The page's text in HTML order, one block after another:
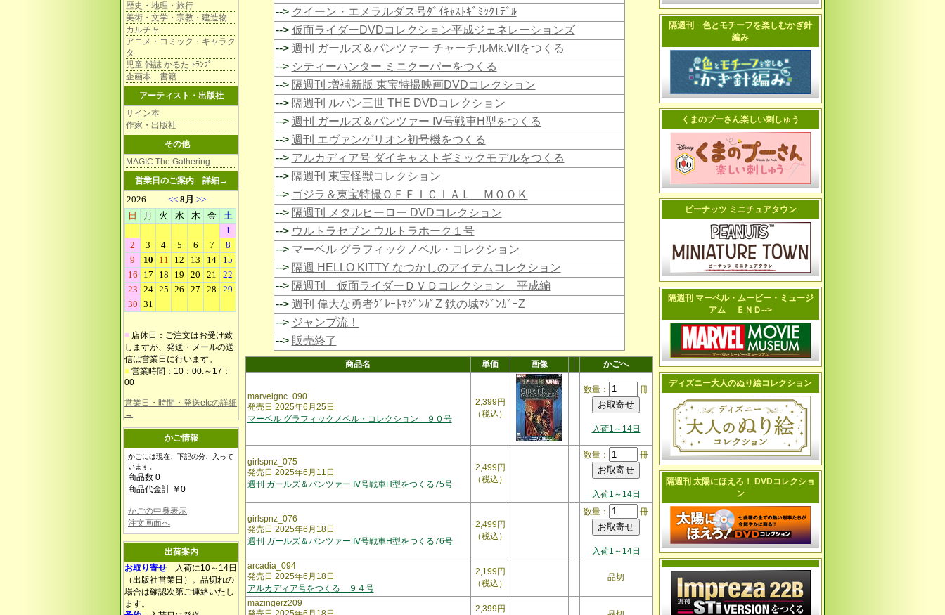
歴史・地理・旅行
美術・文学・宗教・建造物
カルチャ
アニメ・コミック・キャラク
タ
児童 雑誌 かるた ﾄﾗﾝﾌﾟ
企画本 書籍
アーティスト・出版社
サイン本
作家・出版社
その他
MAGIC The Gathering
営業日のご案内 詳細→
■ 店休日：ご注文はお受け致
しますが、発送・メールの送
信は営業日に行います。
■ 営業時間：10：00.～17：
00
営業日・時間・発送etcの詳細
→
かご情報
かごには現在、下記の分、入って
います。
商品数 0
商品代金計 ￥0
かごの中身表示
注文画面へ
出荷案内
お取り寄せ 入荷に10～14日
（出版社営業日）。品切れの
場合は確認次第ご連絡いたし
ます。
--> クイーン・エメラルダス号ﾀﾞｲｷｬｽﾄｷﾞﾐｯｸﾓﾃﾞﾙ
--> 仮面ライダーDVDコレクション平成ジェネレーションズ
--> 週刊 ガールズ＆パンツァー チャーチルMk.VIIをつくる
--> シティーハンター ミニクーパーをつくる
--> 隔週刊 増補新版 東宝特撮映画DVDコレクション
--> 隔週刊 ルパン三世 THE DVDコレクション
--> 週刊 ガールズ＆パンツァー Ⅳ号戦車H型をつくる
--> 週刊 エヴァンゲリオン初号機をつくる
--> アルカディア号 ダイキャストギミックモデルをつくる
--> 隔週刊 東宝怪獣コレクション
--> ゴジラ＆東宝特撮ＯＦＦＩＣＩＡＬ ＭＯＯＫ
--> 隔週刊 メタルヒーロー DVDコレクション
--> ウルトラセブン ウルトラホーク１号
--> マーベル グラフィックノベル・コレクション
--> 隔週 HELLO KITTY なつかしのアイテムコレクション
--> 隔週刊 仮面ライダーＤＶＤコレクション 平成編
--> 週刊 偉大な勇者ｸﾞﾚｰﾄﾏｼﾞﾝｶﾞZ 鉄の城ﾏｼﾞﾝｶﾞｰZ
--> ジャンプ流！
--> 販売終了
商品名 単価 画像 かごへ
marvelgnc_090
発売日 2025年6月25日
マーベル グラフィックノベル・コレクション ９０号
2,399円
（税込）
数量： 冊
入荷1～14日
girlspnz_075
発売日 2025年6月11日
週刊 ガールズ＆パンツァー Ⅳ号戦車H型をつくる75号
2,499円
（税込）
数量： 冊
入荷1～14日
girlspnz_076
発売日 2025年6月18日
週刊 ガールズ＆パンツァー Ⅳ号戦車H型をつくる76号
2,499円
（税込）
数量： 冊
入荷1～14日
arcadia_094
発売日 2025年6月18日
アルカディア号をつくる ９４号
2,199円
（税込）
品切
mazingerz209
2,399円
隔週刊 色とモチーフを楽しむかぎ針
編み
くまのプーさん楽しい刺しゅう
ピーナッツ ミニチュアタウン
隔週刊 マーベル・ムービー・ミュージ
アム ＥＮＤ-->
ディズニー大人のぬり絵コレクション
隔週刊 太陽にほえろ！ DVDコレクショ
ン